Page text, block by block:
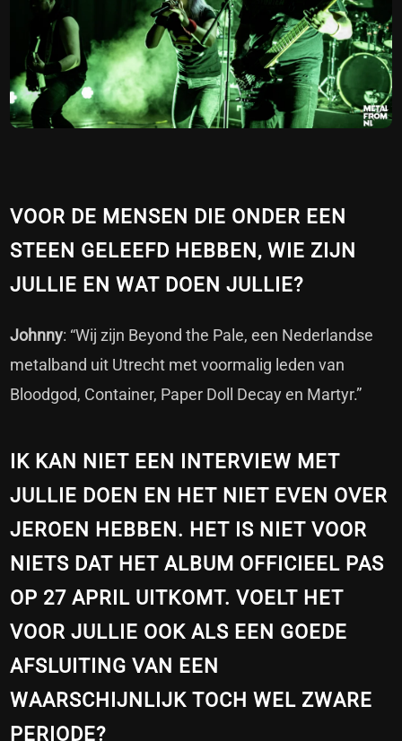
VOOR DE MENSEN DIE ONDER EEN
STEEN GELEEFD HEBBEN, WIE ZIJN
JULLIE EN WAT DOEN JULLIE?
Johnny: “Wij zijn Beyond the Pale, een Nederlandse
metalband uit Utrecht met voormalig leden van
Bloodgod, Container, Paper Doll Decay en Martyr.”
IK KAN NIET EEN INTERVIEW MET
JULLIE DOEN EN HET NIET EVEN OVER
JEROEN HEBBEN. HET IS NIET VOOR
NIETS DAT HET ALBUM OFFICIEEL PAS
OP 27 APRIL UITKOMT. VOELT HET
VOOR JULLIE OOK ALS EEN GOEDE
AFSLUITING VAN EEN
WAARSCHIJNLIJK TOCH WEL ZWARE
PERIODE?